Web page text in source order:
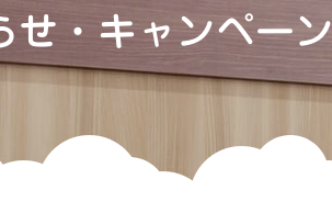
せ・キャンペーン